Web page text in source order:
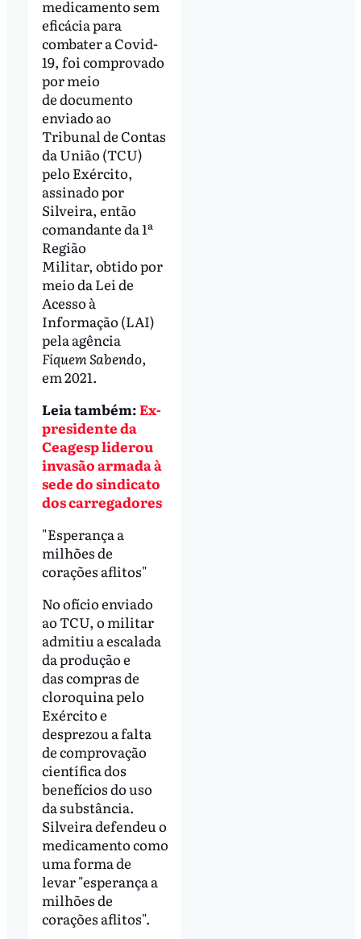
medicamento sem
eficácia para
combater a Covid-
19, foi comprovado
por meio
de documento
enviado ao
Tribunal de Contas
da União (TCU)
pelo Exército,
assinado por
Silveira, então
comandante da 1ª
Região
Militar, obtido por
meio da Lei de
Acesso à
Informação (LAI)
pela agência
Fiquem Sabendo,
em 2021.
Leia também:Ex-
presidente da
Ceagesp liderou
invasão armada à
sede do sindicato
dos carregadores
"Esperança a
milhões de
corações aflitos"
No ofício enviado
ao TCU, o militar
admitiu a escalada
da produção e
das compras de
cloroquina pelo
Exército e
desprezou a falta
de comprovação
científica dos
benefícios do uso
da substância.
Silveira defendeu o
medicamento como
uma forma de
levar "esperança a
milhões de
corações aflitos".